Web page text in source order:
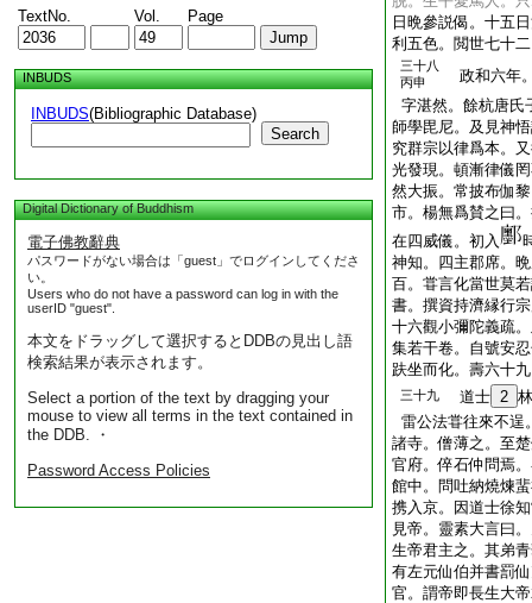
TextNo. Vol. Page
INBUDS
INBUDS(Bibliographic Database)
Search
Digital Dictionary of Buddhism
電子佛教辭典
パスワードがない場合は「guest」でログインしてくださ
い。
Users who do not have a password can log in with the
userID "guest".
本文をドラッグして選択するとDDBの見出し語
検索結果が表示されます。
Select a portion of the text by dragging your
mouse to view all terms in the text contained in
the DDB. ・
Password Access Policies
日晩參説偈。十五
利五色。閲世七十
三十八
丙申
政和六年
字湛然。餘杭唐氏
師學毘尼。及見神
究群宗以律爲本。
光發現。頓漸律儀
然大振。常披布伽
市。楊無爲賛之曰
在四威儀。初入
神知。四主郡席。
百。甞言化當世莫
書。撰資持濟縁行
十六觀小彌陀義疏
集若干卷。自號安
趺坐而化。壽六十
三十九 道士 2
雷公法甞往來不逞
諸寺。僧薄之。至
官府。倅石仲問焉
館中。問吐納燒煉
携入京。因道士徐
見帝。靈素大言曰
生帝君主之。其弟
有左元仙伯并書罰
官。謂帝即長生大